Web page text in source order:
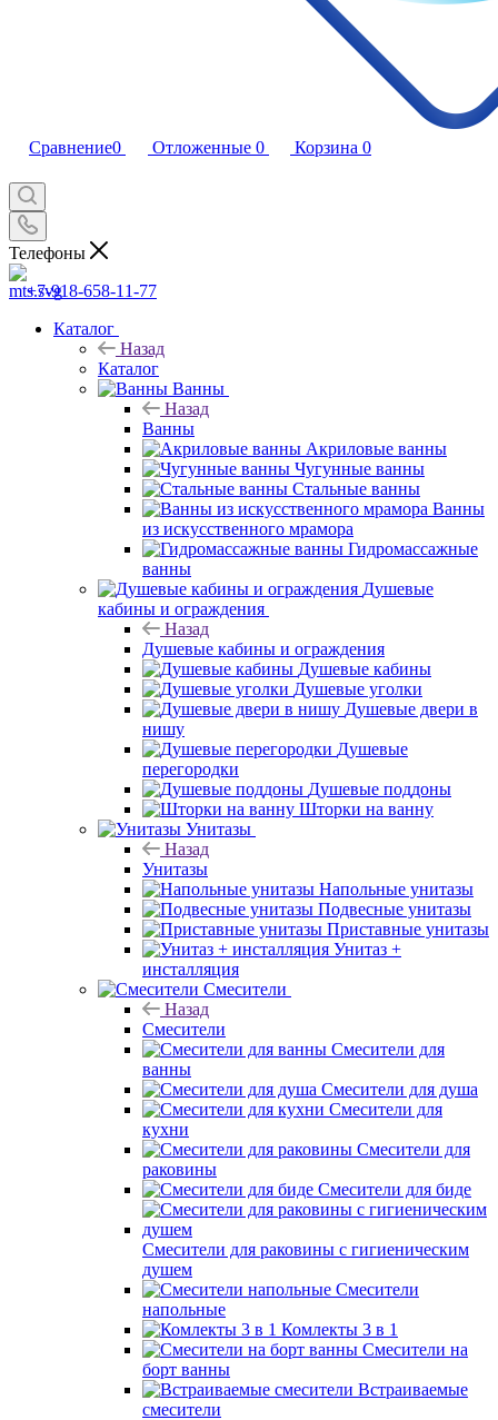
Сравнение0 Отложенные 0 Корзина 0
Телефоны
+7-918-658-11-77
Каталог
Назад
Каталог
Ванны
Назад
Ванны
Акриловые ванны
Чугунные ванны
Стальные ванны
Ванны
из искусственного мрамора
Гидромассажные
ванны
Душевые
кабины и ограждения
Назад
Душевые кабины и ограждения
Душевые кабины
Душевые уголки
Душевые двери в
нишу
Душевые
перегородки
Душевые поддоны
Шторки на ванну
Унитазы
Назад
Унитазы
Напольные унитазы
Подвесные унитазы
Приставные унитазы
Унитаз +
инсталляция
Смесители
Назад
Смесители
Смесители для
ванны
Смесители для душа
Смесители для
кухни
Смесители для
раковины
Смесители для биде
Смесители для раковины с гигиеническим
душем
Смесители
напольные
Комлекты 3 в 1
Смесители на
борт ванны
Встраиваемые
смесители